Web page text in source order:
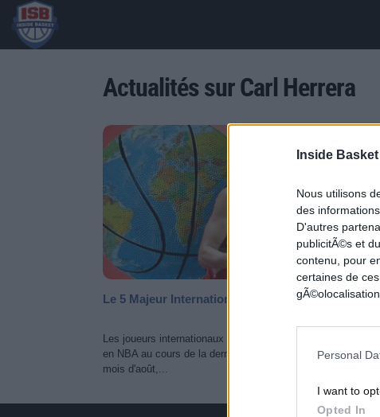
Inside Basket
Nous utilisons
des
D'autres
publicitÃ©s et
contenu, pour
certaines de
Personal
I want to
Opted In
Actualités sur Carl Herrera
Le 5 Majeur International des Rockets
Les joueurs internationaux ont pris une place prépondérante
en NBA au cours de la dernière décennie. Pendant tout le
mois d'août,...